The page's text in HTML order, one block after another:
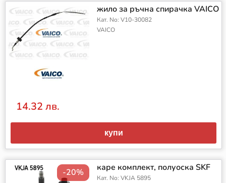
жило за ръчна спирачка VAICO
Кат. No: V10-30082
VAICO
14.32 лв.
купи
-20% каре комплект, полуоска SKF
Кат. No: VKJA 5895